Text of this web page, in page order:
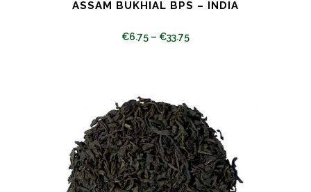
ASSAM BUKHIAL BPS – INDIA
€6.75 – €33.75